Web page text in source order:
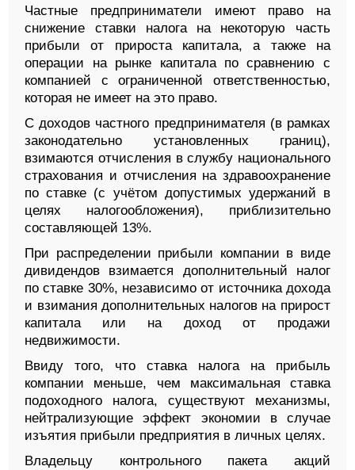
Частные предприниматели имеют право на
снижение ставки налога на некоторую часть
прибыли от прироста капитала, а также на
операции на рынке капитала по сравнению с
компанией с ограниченной ответственностью,
которая не имеет на это право.
С доходов частного предпринимателя (в рамках
законодательно установленных границ),
взимаются отчисления в службу национального
страхования и отчисления на здравоохранение
по ставке (с учётом допустимых удержаний в
целях налогообложения), приблизительно
составляющей 13%.
При распределении прибыли компании в виде
дивидендов взимается дополнительный налог
по ставке 30%, независимо от источника дохода
и взимания дополнительных налогов на прирост
капитала или на доход от продажи
недвижимости.
Ввиду того, что ставка налога на прибыль
компании меньше, чем максимальная ставка
подоходного налога, существуют механизмы,
нейтрализующие эффект экономии в случае
изъятия прибыли предприятия в личных целях.
Владельцу контрольного пакета акций